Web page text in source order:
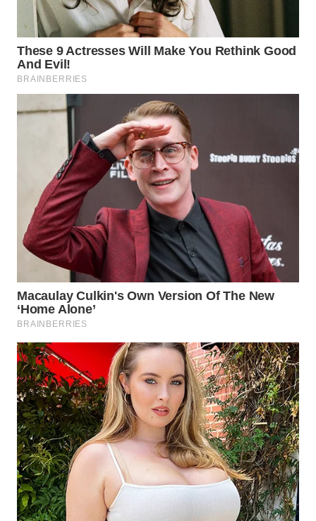
WN
MAJALENGKA
WN
SUBANG
WN
SUKABUMI
WN
PURWAKARTA
WN
PRIANGAN
TIMUR
WN
SEMARANG
SOLO
WN
BOROBUDUR
WN
MADURA
WN
SURABAYA